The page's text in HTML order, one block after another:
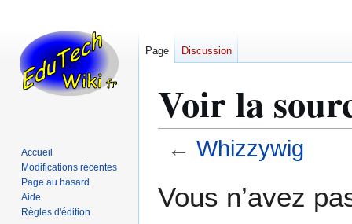
Voir la
← Whizzywig
àà
Vous n’avez
Page Discussion
Accueil
Modifications récentes
Page au hasard
Aide
Règles d'édition